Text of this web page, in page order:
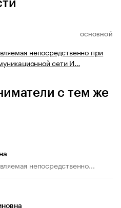
ОСНОВНОЙ
непосредственно при
сети И…
с тем же
непосредственно...